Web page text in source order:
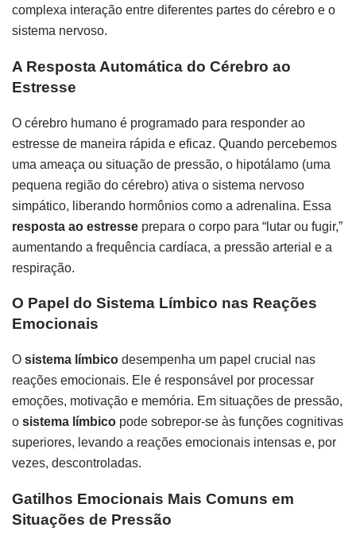
complexa interação entre diferentes partes do cérebro e o
sistema nervoso.
A Resposta Automática do Cérebro ao
Estresse
O cérebro humano é programado para responder ao
estresse de maneira rápida e eficaz. Quando percebemos
uma ameaça ou situação de pressão, o hipotálamo (uma
pequena região do cérebro) ativa o sistema nervoso
simpático, liberando hormônios como a adrenalina. Essa
resposta ao estresse prepara o corpo para “lutar ou fugir,”
aumentando a frequência cardíaca, a pressão arterial e a
respiração.
O Papel do Sistema Límbico nas Reações
Emocionais
O sistema límbico desempenha um papel crucial nas
reações emocionais. Ele é responsável por processar
emoções, motivação e memória. Em situações de pressão,
o sistema límbico pode sobrepor-se às funções cognitivas
superiores, levando a reações emocionais intensas e, por
vezes, descontroladas.
Gatilhos Emocionais Mais Comuns em
Situações de Pressão